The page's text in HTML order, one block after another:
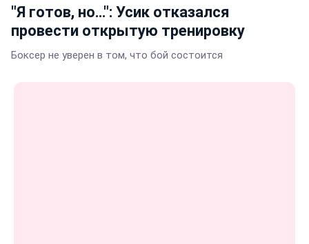
"Я готов, но…": Усик отказался
провести открытую тренировку
Боксер не уверен в том, что бой состоится